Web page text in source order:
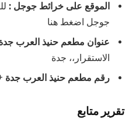
الموقع على خرائط جوجل :
جوجل اضغط هنا
عنوان مطعم حنيذ العرب
الاستقرار،، جدة
رقم مطعم حنيذ العرب جدة
تقرير متابع